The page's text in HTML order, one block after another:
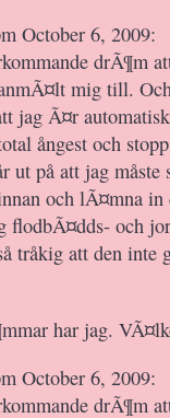
October 6, 2009:
drÃ¶m
mig till.
jag Ã¤r
ångest och
ut på att jag måste
och lÃ¤mna in
flodbÃ¤dds- och
tråkig att den inte
har jag.
October 6, 2009:
drÃ¶m